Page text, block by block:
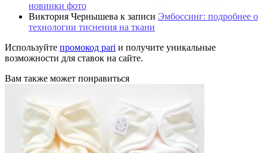
новинки фото
Виктория Чернышева к записи Эмбоссинг: подробнее о
технологии тиснения на ткани
Используйте промокод pari и получите уникальные
возможности для ставок на сайте.
Вам также может понравиться